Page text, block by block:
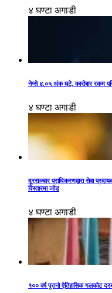
४ घण्टा अगाडी
नेप्से ४.०५ अंक घटे, कारोबार रकम
४ घण्टा अगाडी
दूरसञ्चार प्राधिकरणद्वारा सेवा
विस्तारमा जोड
४ घण्टा अगाडी
१०० वर्ष पुरानो ऐतिहासिक गलकोट